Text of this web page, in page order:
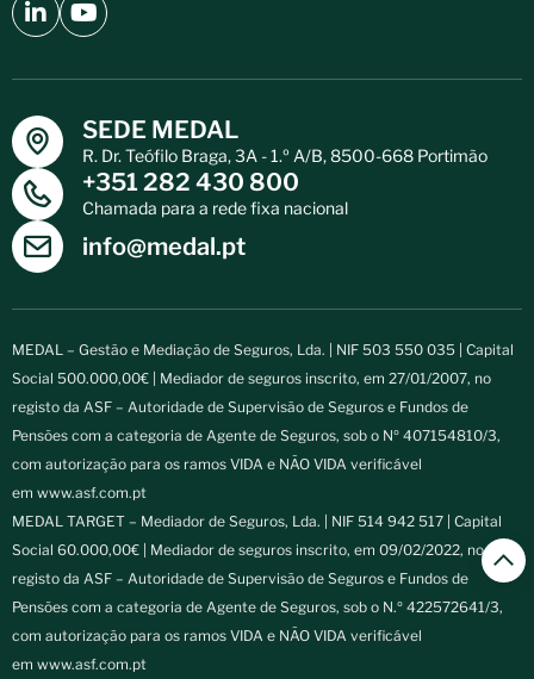
SEDE MEDAL
R. Dr. Teófilo Braga, 3A - 1.º A/B, 8500-668 Portimão
+351 282 430 800
Chamada para a rede fixa nacional
info@medal.pt
MEDAL – Gestão e Mediação de Seguros, Lda. | NIF 503 550 035 | Capital
Social 500.000,00€ | Mediador de seguros inscrito, em 27/01/2007, no
registo da ASF – Autoridade de Supervisão de Seguros e Fundos de
Pensões com a categoria de Agente de Seguros, sob o Nº 407154810/3,
com autorização para os ramos VIDA e NÃO VIDA verificável
em www.asf.com.pt
MEDAL TARGET – Mediador de Seguros, Lda. | NIF 514 942 517 | Capital
Social 60.000,00€ | Mediador de seguros inscrito, em 09/02/2022, no
registo da ASF – Autoridade de Supervisão de Seguros e Fundos de
Pensões com a categoria de Agente de Seguros, sob o N.º 422572641/3,
com autorização para os ramos VIDA e NÃO VIDA verificável
em www.asf.com.pt